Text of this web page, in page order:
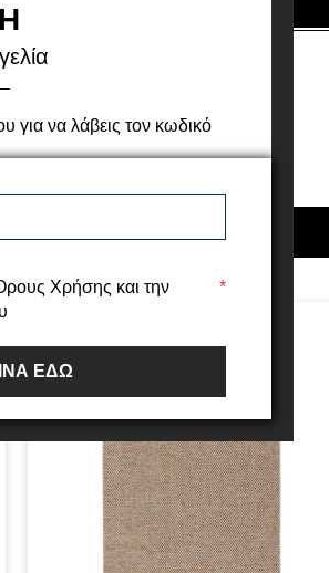
ΠΡΟΪΌΝΤΑ
να λάβεις τον κωδικό
Χρήσης και την
*
ΕΔΩ